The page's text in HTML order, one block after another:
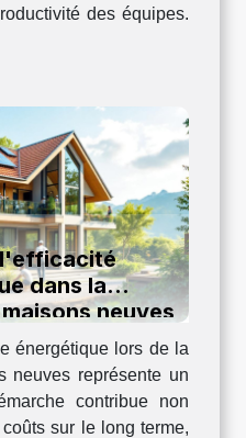
des équipes.
dans la
neuves
énergétique lors de la
neuves représente un
contribue non
sur le long terme,